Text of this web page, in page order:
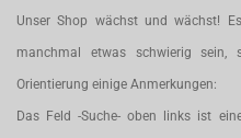
Unser Shop wächst und wächst!
manchmal etwas schwierig
Orientierung einige Anmerkungen:
Das Feld -Suche- oben links ist